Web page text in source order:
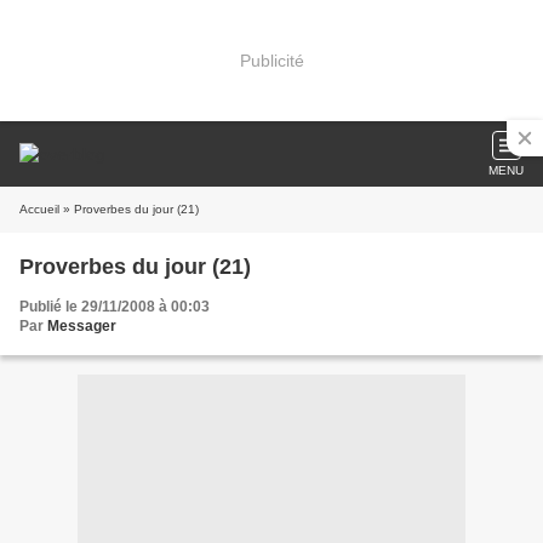
Publicité
MENU
Accueil » Proverbes du jour (21)
Proverbes du jour (21)
Publié le 29/11/2008 à 00:03
Par Messager